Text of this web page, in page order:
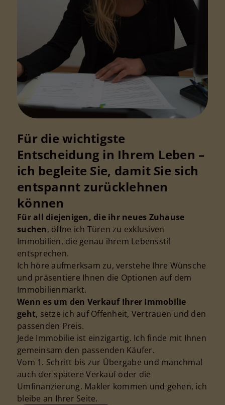
Für die wichtigste
Entscheidung in Ihrem Leben –
ich begleite Sie, damit Sie sich
entspannt zurücklehnen
können
Für all diejenigen, die ihr neues Zuhause
suchen, öffne ich Türen zu exklusiven
Immobilien, die genau ihrem Lebensstil
entsprechen.
Ich höre aufmerksam zu, verstehe Ihre Wünsche
und präsentiere Ihnen die Optionen auf dem
Immobilienmarkt.
Wenn es um den Verkauf Ihrer Immobilie
geht, setze ich auf Offenheit, Vertrauen und den
passenden Preis.
Jede Immobilie ist einzigartig. Ich finde mit Ihnen
gemeinsam den passenden Käufer.
Vom 1. Schritt bis zur Übergabe und manchmal
auch der spätere Verkauf oder die
Umfinanzierung. Makler kommen und gehen, ich
bleibe an Ihrer Seite.